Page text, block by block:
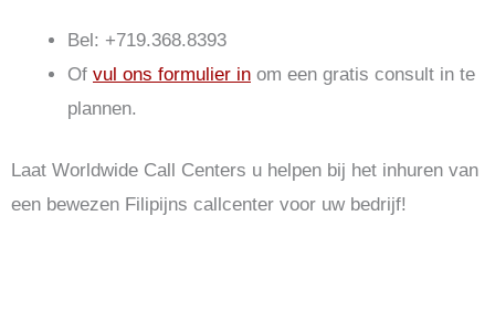
Bel: +719.368.8393
Of vul ons formulier in om een gratis consult in te
plannen.
Laat Worldwide Call Centers u helpen bij het inhuren van
een bewezen Filipijns callcenter voor uw bedrijf!